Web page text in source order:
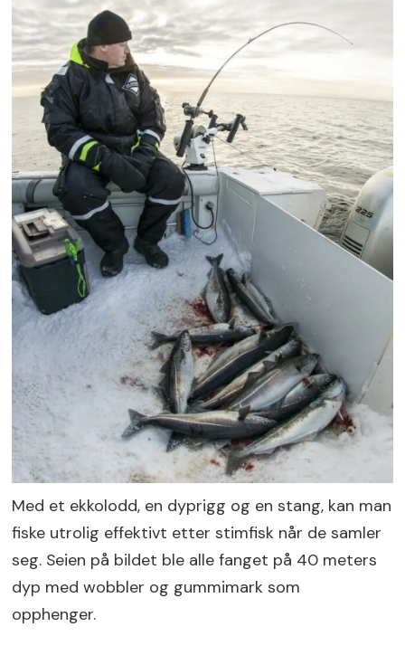
Med et ekkolodd, en dyprigg og en stang, kan man
fiske utrolig effektivt etter stimfisk når de samler
seg. Seien på bildet ble alle fanget på 40 meters
dyp med wobbler og gummimark som
opphenger.